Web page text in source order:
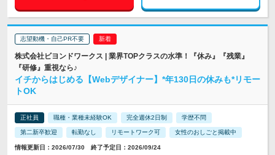
志望動機・自己PR不要
株式会社ビヨンドワークス | 業界TOPクラスの水準！『休み』『残業』
『研修』重視なら♪
イチからはじめる【Webデザイナー】*年130日の休みも*リモー
トOK
正社員 職種・業種未経験OK 完全週休2日制 学歴不問
第二新卒歓迎 転勤なし リモートワーク可 女性のおしごと掲載中
情報更新日：2026/07/30 終了予定日：2026/09/24